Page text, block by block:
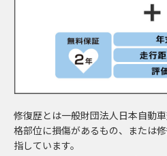
修復歴とは一般財団法人日本自動
格部位に損傷があるもの、または
指しています。